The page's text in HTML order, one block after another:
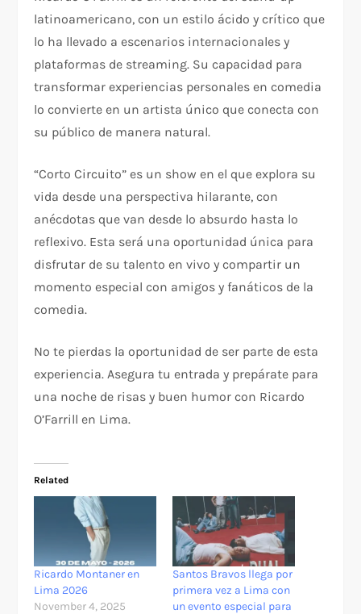
latinoamericano, con un estilo ácido y crítico que
lo ha llevado a escenarios internacionales y
plataformas de streaming. Su capacidad para
transformar experiencias personales en comedia
lo convierte en un artista único que conecta con
su público de manera natural.
“Corto Circuito” es un show en el que explora su
vida desde una perspectiva hilarante, con
anécdotas que van desde lo absurdo hasta lo
reflexivo. Esta será una oportunidad única para
disfrutar de su talento en vivo y compartir un
momento especial con amigos y fanáticos de la
comedia.
No te pierdas la oportunidad de ser parte de esta
experiencia. Asegura tu entrada y prepárate para
una noche de risas y buen humor con Ricardo
O’Farrill en Lima.
Related
Ricardo Montaner en
Lima 2026
November 4, 2025
Santos Bravos llega por
primera vez a Lima con
un evento especial para